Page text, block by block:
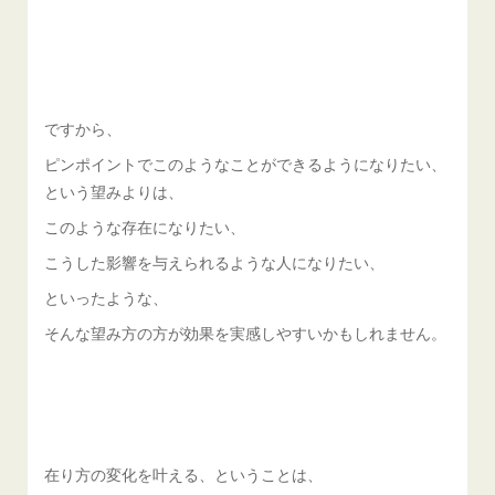
ですから、
ピンポイントでこのようなことができるようになりたい、
という望みよりは、
このような存在になりたい、
こうした影響を与えられるような人になりたい、
といったような、
そんな望み方の方が効果を実感しやすいかもしれません。
在り方の変化を叶える、ということは、